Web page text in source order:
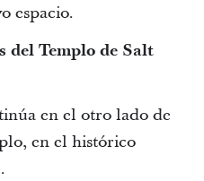
espacio.
del Templo de Salt
en el otro lado de
en el histórico